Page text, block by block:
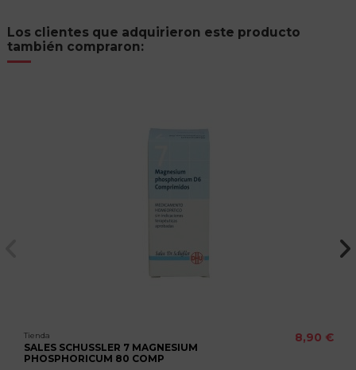
Los clientes que adquirieron este producto
también compraron:
Tienda
SALES SCHUSSLER 7 MAGNESIUM
PHOSPHORICUM 80 COMP
8,90 €